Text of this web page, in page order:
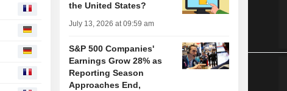
the United States?
July 13, 2026 at 09:59 am
S&P 500 Companies'
Earnings Grow 28% as
Reporting Season
Approaches End,